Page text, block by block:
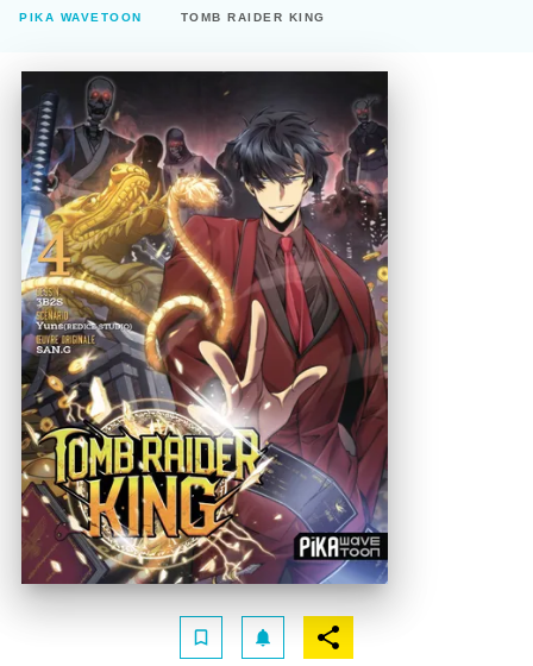
PIKA WAVETOON TOMB RAIDER KING
bookmark_border notifications